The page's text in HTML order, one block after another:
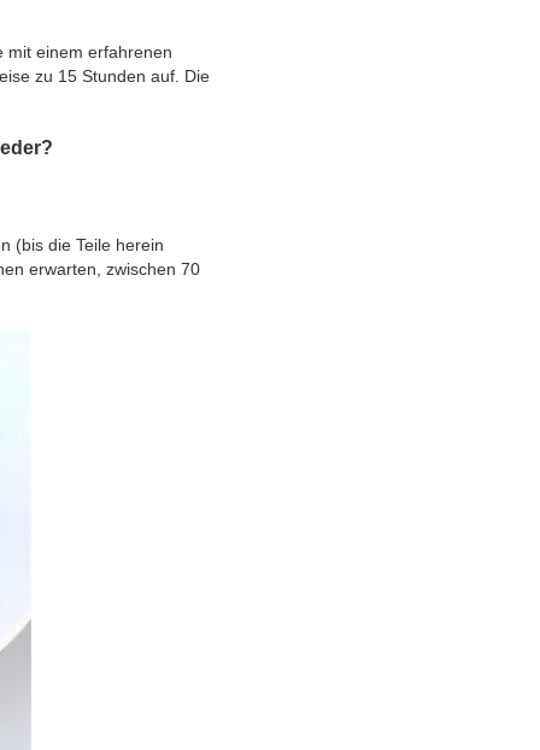
mit einem erfahrenen
zu 15 Stunden auf. Die
(bis die Teile herein
erwarten, zwischen 70